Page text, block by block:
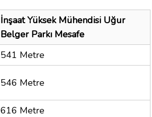
İnşaat Yüksek Mühendisi Uğur
Belger Parkı Mesafe
541 Metre
546 Metre
616 Metre